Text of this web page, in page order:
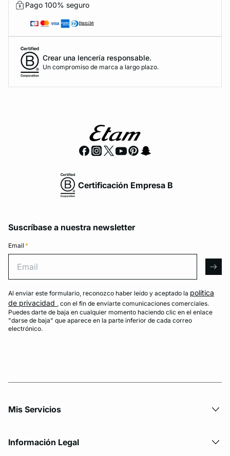
Pago 100% seguro
Crear una lencería responsable.
Un compromiso de marca a largo plazo.
Certificación Empresa B
Suscríbase a nuestra newsletter
Email *
Al enviar este formulario, reconozco haber leído y aceptado la política
de privacidad , con el fin de enviarte comunicaciones comerciales.
Puedes darte de baja en cualquier momento haciendo clic en el enlace
"darse de baja" que aparece en la parte inferior de cada correo
electrónico.
Mis Servicios
Información Legal